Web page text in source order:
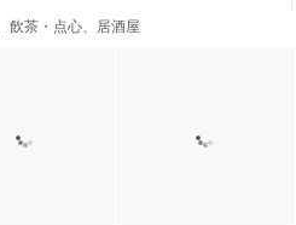
飲茶・点心、居酒屋